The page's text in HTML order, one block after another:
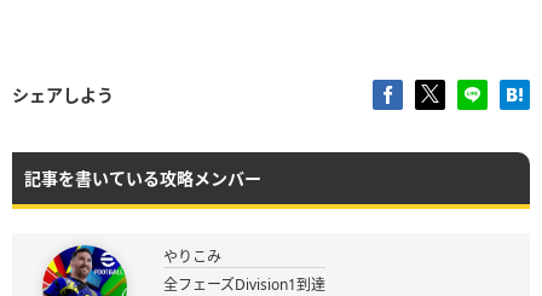
シェアしよう
記事を書いている攻略メンバー
やりこみ
全フェーズDivision1到達